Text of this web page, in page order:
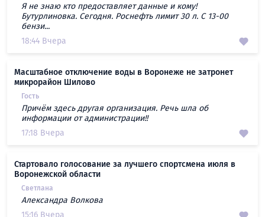
Я не знаю кто предоставляет данные и кому!
Бутурлиновка. Сегодня. Роснефть лимит 30 л. С 13-00
бензи...
18:44 Вчера
Масштабное отключение воды в Воронеже не затронет
микрорайон Шилово
Гость
Причём здесь другая организация. Речь шла об
информации от администрации!!
17:18 Вчера
Стартовало голосование за лучшего спортсмена июля в
Воронежской области
Светлана
Александра Волкова